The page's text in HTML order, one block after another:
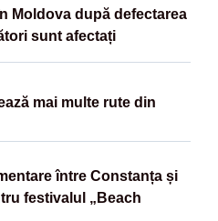
Moldova după defectarea
sunt afectați
mai multe rute din
între Constanța și
festivalul „Beach